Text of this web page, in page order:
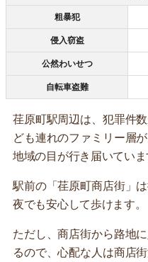
粗暴犯
侵入窃盗
公然わいせつ
自転車盗難
荏原町駅周辺は、犯罪件
ども連れのファミリー層
地域の目が行き届いていま
駅前の「荏原町商店街」
夜でも安心して歩けます。
ただし、商店街から路地
るので、心配な人は商店